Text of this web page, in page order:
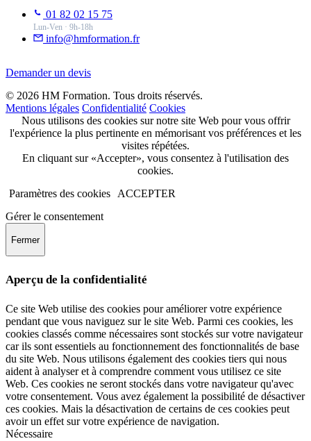
01 82 02 15 75
Lun-Ven · 9h-18h
info@hmformation.fr
Demander un devis
© 2026 HM Formation. Tous droits réservés.
Mentions légales Confidentialité Cookies
Nous utilisons des cookies sur notre site Web pour vous offrir
l'expérience la plus pertinente en mémorisant vos préférences et les
visites répétées.
En cliquant sur «Accepter», vous consentez à l'utilisation des
cookies.
Paramètres des cookies
ACCEPTER
Gérer le consentement
Fermer
Aperçu de la confidentialité
Ce site Web utilise des cookies pour améliorer votre expérience
pendant que vous naviguez sur le site Web. Parmi ces cookies, les
cookies classés comme nécessaires sont stockés sur votre navigateur
car ils sont essentiels au fonctionnement des fonctionnalités de base
du site Web. Nous utilisons également des cookies tiers qui nous
aident à analyser et à comprendre comment vous utilisez ce site
Web. Ces cookies ne seront stockés dans votre navigateur qu'avec
votre consentement. Vous avez également la possibilité de désactiver
ces cookies. Mais la désactivation de certains de ces cookies peut
avoir un effet sur votre expérience de navigation.
Nécessaire